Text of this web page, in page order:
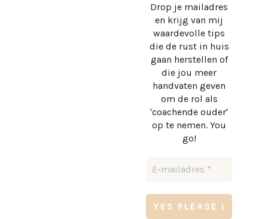
Drop je mailadres
en krijg van mij
waardevolle tips
die de rust in huis
gaan herstellen of
die jou meer
handvaten geven
om de rol als
'coachende ouder'
op te nemen. You
go!